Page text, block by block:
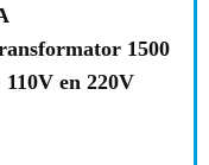
stekkerdoos,
eurostopcontact
wit Single 1…